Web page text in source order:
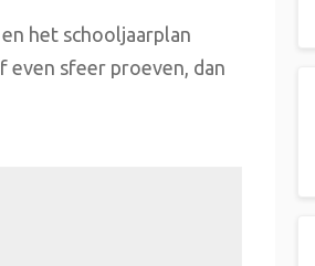
het schooljaarplan
even sfeer proeven, dan